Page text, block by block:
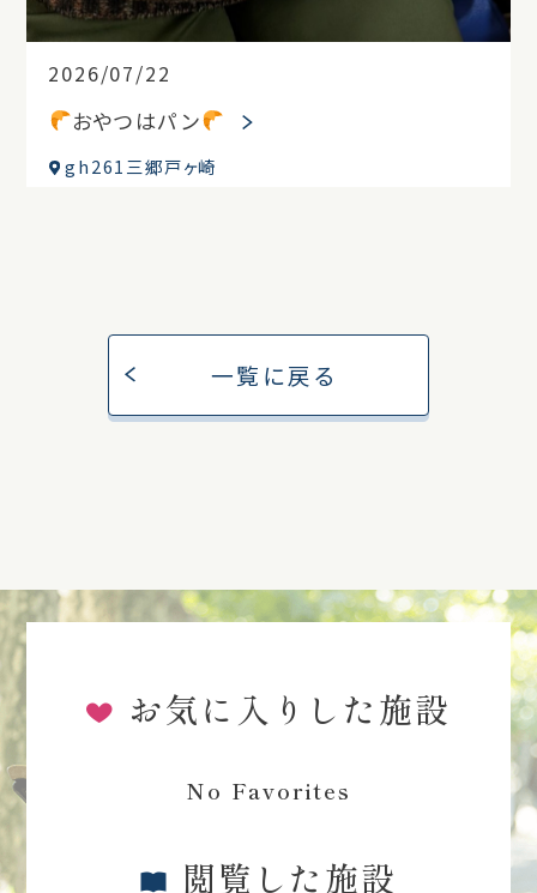
2026/07/22
おやつはパン
gh261三郷戸ヶ崎
一覧に戻る
お気に入りした施設
No Favorites
閲覧した施設